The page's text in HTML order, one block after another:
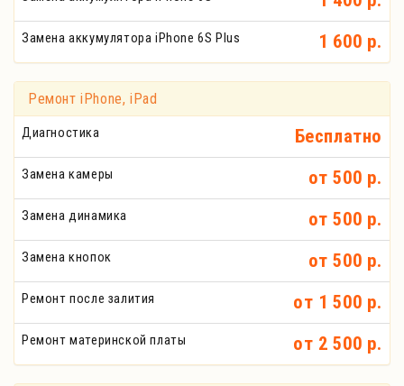
Замена аккумулятора iPhone 6S Plus 1 600 р.
Ремонт iPhone, iPad
Диагностика Бесплатно
Замена камеры от 500 р.
Замена динамика от 500 р.
Замена кнопок от 500 р.
Ремонт после залития от 1 500 р.
Ремонт материнской платы от 2 500 р.